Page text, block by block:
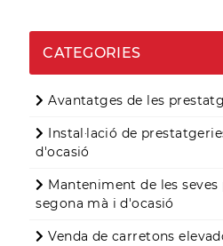
CATEGORIES
Avantatges de les
Instal·lació de
d'ocasió
Manteniment de les
segona mà i d'ocasió
Venda de carretons